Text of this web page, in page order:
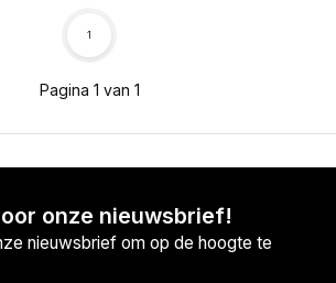
Pagina 1 van 1
1
onze nieuwsbrief!
nieuwsbrief om op de hoogte te